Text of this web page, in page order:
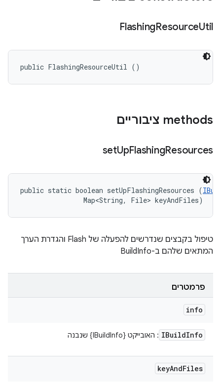
FlashingResourceUtil
public FlashingResourceUtil ()
‫methods ציבוריים
setUpFlashingResources
public static boolean setUpFlashingResources (
                Map<String, File> keyAndFiles)
טיפול בקבצים שנדרשים להפעלה של Flash והגדרת הערך
המתאים שלהם ב-BuildInfo
פרמטרים
info
IBuildInfo : האובייקט {IBuildInfo} שנבנה
keyAndFiles